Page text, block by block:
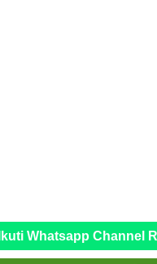
Ikuti Whatsapp Channel